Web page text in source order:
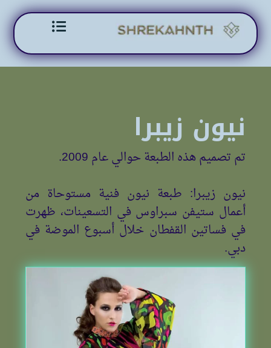
نيون زيبرا
تم تصميم هذه الطبعة حوالي عام 2009.
نيون زيبرا: طبعة نيون فنية مستوحاة من
أعمال ستيفن سبراوس في التسعينات، ظهرت
في فساتين القفطان خلال أسبوع الموضة في
دبي.